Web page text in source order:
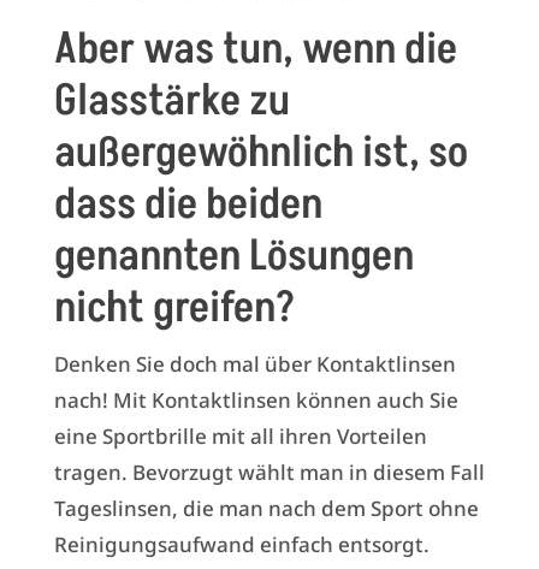
Aber was tun, wenn die
Glasstärke zu
außergewöhnlich ist, so
dass die beiden
genannten Lösungen
nicht greifen?
Denken Sie doch mal über Kontaktlinsen
nach! Mit Kontaktlinsen können auch Sie
eine Sportbrille mit all ihren Vorteilen
tragen. Bevorzugt wählt man in diesem Fall
Tageslinsen, die man nach dem Sport ohne
Reinigungsaufwand einfach entsorgt.